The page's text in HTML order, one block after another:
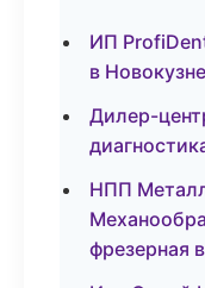
ИП
в
Дилер-
НПП
фрезерная